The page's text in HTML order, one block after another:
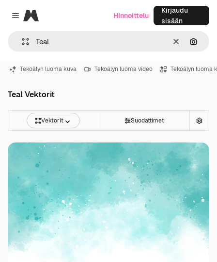
Close menu
Magnific
SelkeäHae
Hinnoittelu
Kirjaudu
sisään
Tekoälyn luoma kuva Tekoälyn luoma video Tekoälyn luoma
Teal Vektorit
Vektorit Suodattimet